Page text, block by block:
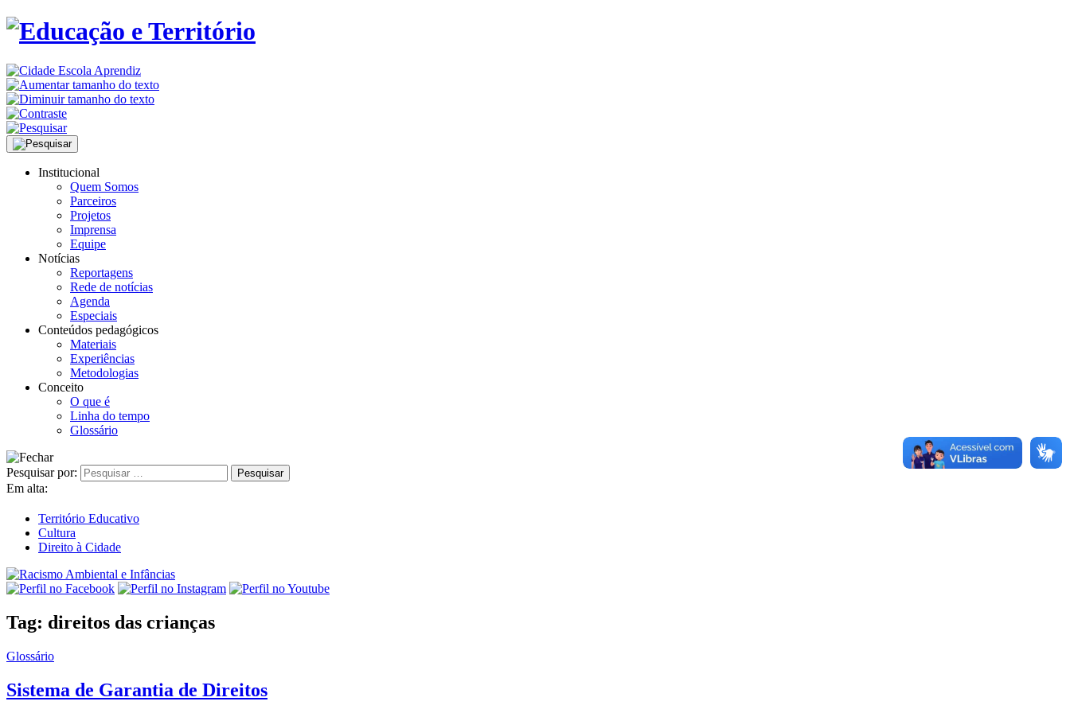
Institucional
Quem Somos
Parceiros
Projetos
Imprensa
Equipe
Notícias
Reportagens
Rede de notícias
Agenda
Especiais
Conteúdos pedagógicos
Materiais
Experiências
Metodologias
Conceito
O que é
Linha do tempo
Glossário
Pesquisar por:
Em alta:
Território Educativo
Cultura
Direito à Cidade
Tag: direitos das crianças
Glossário
Sistema de Garantia de Direitos